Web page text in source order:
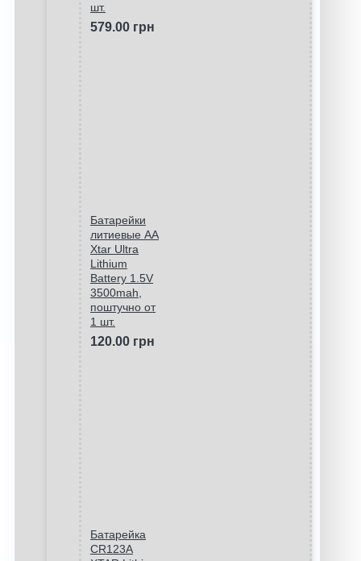
шт.
579.00 грн
Батарейки
литиевые АА
Xtar Ultra
Lithium
Battery 1.5V
3500mah,
поштучно от
1 шт.
120.00 грн
Батарейка
CR123A